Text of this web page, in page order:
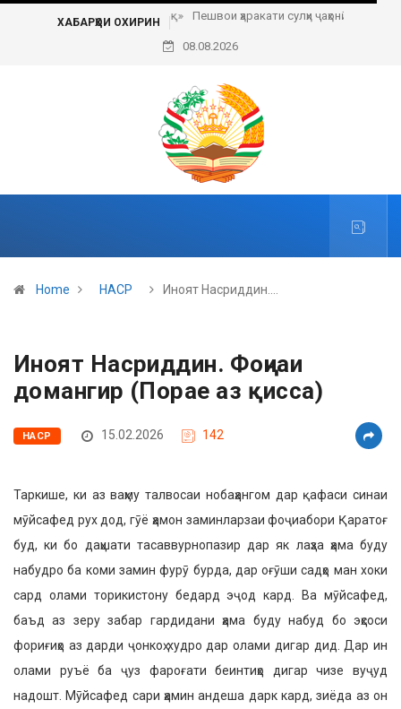
ХАБАРҲОИ ОХИРИН Пешвои ҳаракати сулҳи ҷаҳонӣ
08.08.2026
Home НАСР Иноят Насриддин.…
Иноят Насриддин. Фоҷиаи
домангир (Порае аз қисса)
НАСР 15.02.2026 142
Таркише, ки аз ваҳму талвосаи нобаҳангом дар қафаси синаи
мӯйсафед рух дод, гӯё ҳамон заминларзаи фоҷиабори Қаратоғ
буд, ки бо даҳшати тасаввурнопазир дар як лаҳза ҳама буду
набудро ба коми замин фурӯ бурда, дар оғӯши садҳо ман хоки
сард олами торикистону бедард эҷод кард. Ва мӯйсафед,
баъд аз зеру забар гардидани ҳама буду набуд бо эҳсоси
фориғиҳо аз дарди ҷонкоҳ худро дар олами дигар дид. Дар ин
олами руъё ба ҷуз фароғати беинтиҳо дигар чизе вуҷуд
надошт. Мӯйсафед сари ҳамин андеша дарк кард, зиёда аз он